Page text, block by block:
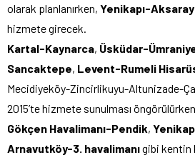
olarak planlanırken, Yenikapı-
hizmete girecek.
Kartal-Kaynarca, Üsküdar-
Sancaktepe, Levent-Rumeli
Mecidiyeköy-Zincirlikuyu-Altunizade-
2015’te hizmete sunulması
Gökçen Havalimanı-Pendik,
Arnavutköy-3. havalimanıgibi kentin